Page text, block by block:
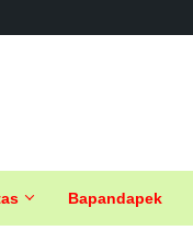
Bapandapek